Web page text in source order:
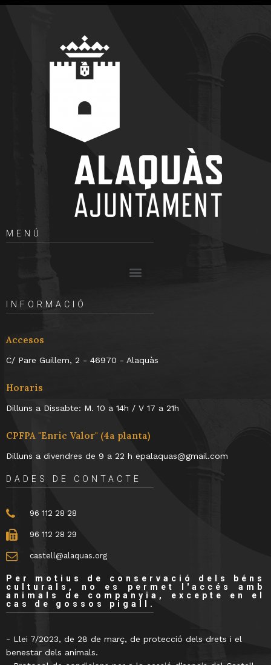
MENÚ
INFORMACIÓ
Accesos
C/ Pare Guillem, 2 - 46970 - Alaquàs
Horaris
Dilluns a Dissabte: M. 10 a 14h / V 17 a 21h
CPFPA "Enric Valor" (4a planta)
Dilluns a divendres de 9 a 22 h epalaquas@gmail.com
DADES DE CONTACTE
96 112 28 28
96 112 28 29
castell@alaquas.org
Per motius de conservació dels béns
culturals, no es permet l'accés amb
animals de companyia, excepte en el
cas de gossos pigall.
- Llei 7/2023, de 28 de març, de protecció dels drets i el
benestar dels animals.